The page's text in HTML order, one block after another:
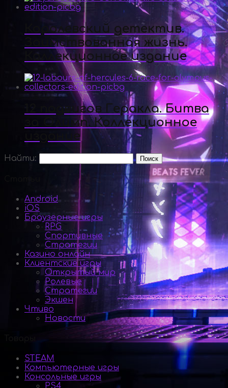
Королевский детектив.
Заимствованная жизнь.
Коллекционное издание
12 подвигов Геракла. Битва
за Олимп. Коллекционное
издание
Найти:
Android
iOS
Браузерные игры
RPG
Спортивные
Стратегии
Казино онлайн
Клиентские игры
Открытый мир
Ролевые
Стратегии
Экшен
Чтиво
Новости
STEAM
Компьютерные игры
Консольные игры
PS4